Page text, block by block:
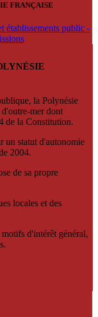
FRANÇAISE
établissements public -
la Polynésie
mer dont
de la Constitution.
un statut d'autonomie
2004.
de sa propre
locales et des
d'intérêt général,